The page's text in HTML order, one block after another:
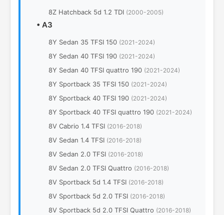
8Z Hatchback 5d 1.2 TDI (2000-2005)
• A3
8Y Sedan 35 TFSI 150 (2021-2024)
8Y Sedan 40 TFSI 190 (2021-2024)
8Y Sedan 40 TFSI quattro 190 (2021-2024)
8Y Sportback 35 TFSI 150 (2021-2024)
8Y Sportback 40 TFSI 190 (2021-2024)
8Y Sportback 40 TFSI quattro 190 (2021-2024)
8V Cabrio 1.4 TFSI (2016-2018)
8V Sedan 1.4 TFSI (2016-2018)
8V Sedan 2.0 TFSI (2016-2018)
8V Sedan 2.0 TFSI Quattro (2016-2018)
8V Sportback 5d 1.4 TFSI (2016-2018)
8V Sportback 5d 2.0 TFSI (2016-2018)
8V Sportback 5d 2.0 TFSI Quattro (2016-2018)